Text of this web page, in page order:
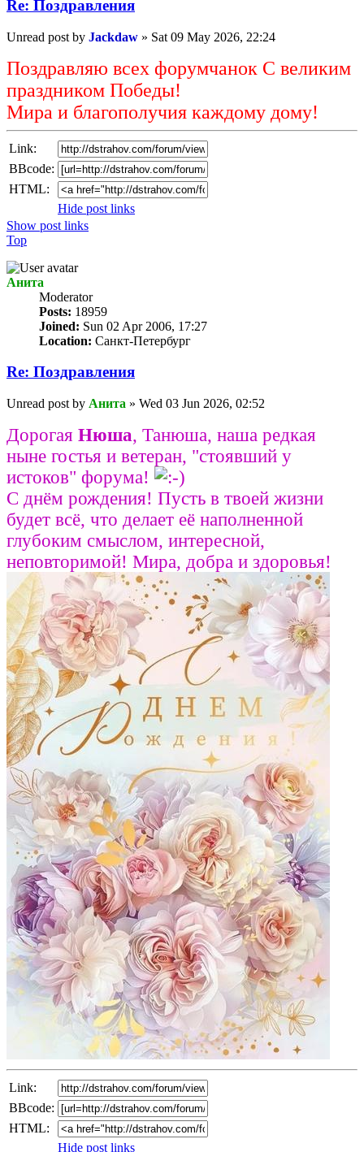
Re: Поздравлeния
Unread post by Jackdaw » Sat 09 May 2026, 22:24
Поздравляю всех форумчанок С великим
праздником Победы!
Мира и благополучия каждому дому!
Link:
BBcode:
HTML:
Hide post links
Show post links
Top
Анита
Мoderator
Posts: 18959
Joined: Sun 02 Apr 2006, 17:27
Location: Санкт-Петербург
Re: Поздравлeния
Unread post by Анита » Wed 03 Jun 2026, 02:52
Дорогая Нюша, Танюша, наша редкая
ныне гостья и ветеран, "стоявший у
истоков" форума!
С днём рождения! Пусть в твоей жизни
будет всё, что делает её наполненной
глубоким смыслом, интересной,
неповторимой! Мира, добра и здоровья!
Link:
BBcode:
HTML:
Hide post links